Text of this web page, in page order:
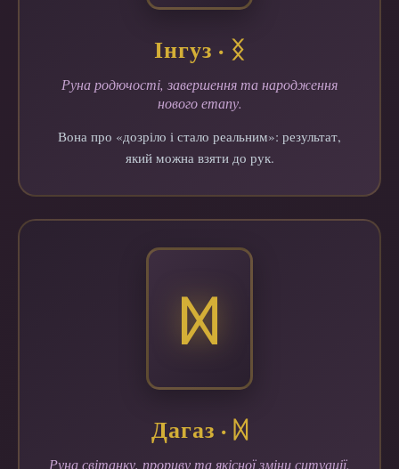
Інгуз · ᛝ
Руна родючості, завершення та народження
нового етапу.
Вона про «дозріло і стало реальним»: результат,
який можна взяти до рук.
ᛞ
Дагаз · ᛞ
Руна світанку, прориву та якісної зміни ситуації.